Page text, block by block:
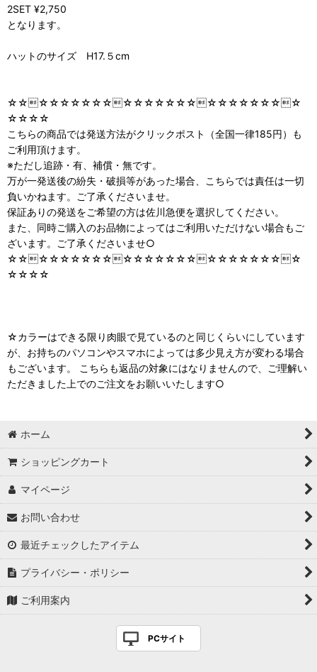
2SET ¥2,750
となります。
ハットのサイズ H17.５cm
☆☆☆☆☆☆☆☆☆☆☆☆☆☆☆☆☆☆☆☆☆☆☆☆
☆☆☆☆
こちらの商品では発送方法がクリックポスト（全国一律185円）も
ご利用頂けます。
※ただし追跡・有、補償・無です。
万が一発送後の紛失・破損等があった場合、こちらでは責任は一切
負いかねます。ご了承くださいませ。
保証ありの発送をご希望の方は佐川急便を選択してください。
また、同時ご購入のお品物によってはご利用いただけない場合もご
ざいます。ご了承くださいませ○
☆☆☆☆☆☆☆☆☆☆☆☆☆☆☆☆☆☆☆☆☆☆☆☆
☆☆☆☆
☆カラーはできる限り肉眼で見ているのと同じくらいにしています
が、お持ちのパソコンやスマホによっては多少見え方が変わる場合
もございます。 こちらも返品の対象にはなりませんので、ご理解い
ただきました上でのご注文をお願いいたします○
ホーム
ショッピングカート
マイページ
お問い合わせ
最近チェックしたアイテム
プライバシー・ポリシー
ご利用案内
PCサイト